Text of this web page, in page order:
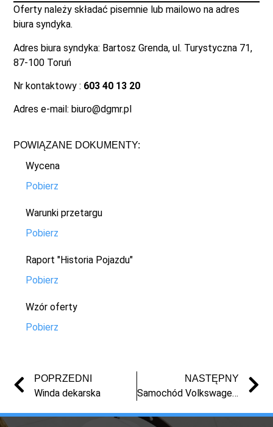
Oferty należy składać pisemnie lub mailowo na adres
biura syndyka.
Adres biura syndyka: Bartosz Grenda, ul. Turystyczna 71,
87-100 Toruń
Nr kontaktowy : 603 40 13 20
Adres e-mail: biuro@dgmr.pl
POWIĄZANE DOKUMENTY:
Wycena
Pobierz
Warunki przetargu
Pobierz
Raport "Historia Pojazdu"
Pobierz
Wzór oferty
Pobierz
POPRZEDNI
Winda dekarska
NASTĘPNY
Samochód Volkswagen Passat z 2002 r.